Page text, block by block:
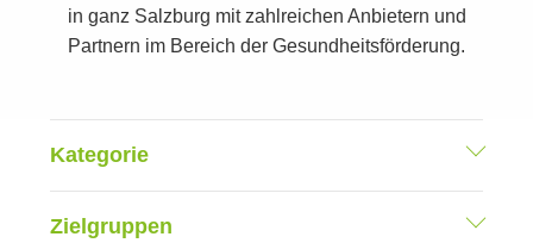
in ganz Salzburg mit zahlreichen Anbietern und
Partnern im Bereich der Gesundheitsförderung.
Kategorie
Zielgruppen